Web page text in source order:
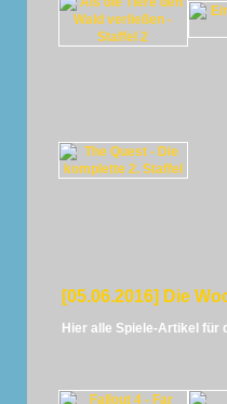
[05.06.2016] Die
Hier alle Spiele-Artikel für